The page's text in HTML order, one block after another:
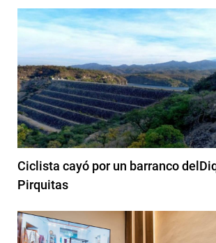
Ciclista cayó por un barranco
Pirquitas